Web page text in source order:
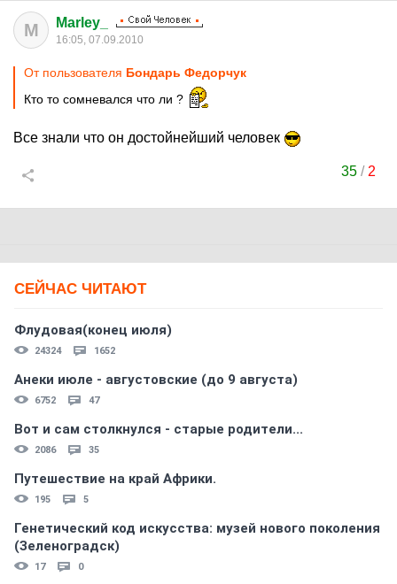
M Marley_
16:05, 07.09.2010
От пользователя Бондарь Федорчук
Кто то сомневался что ли ?
Все знали что он достойнейший человек
35 / 2
СЕЙЧАС ЧИТАЮТ
Флудовая(конец июля)
24324 1652
Анеки июле - августовские (до 9 августа)
6752 47
Вот и сам столкнулся - старые родители...
2086 35
Путешествие на край Африки.
195 5
Генетический код искусства: музей нового поколения
(Зеленоградск)
17 0